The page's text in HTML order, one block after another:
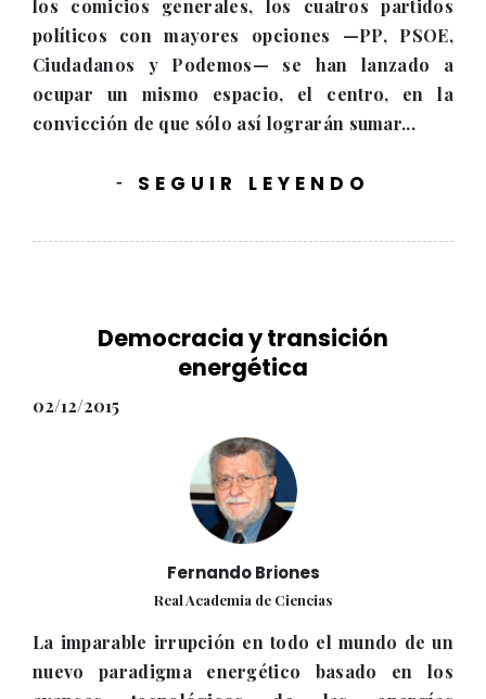
los comicios generales, los cuatros partidos
políticos con mayores opciones —PP, PSOE,
Ciudadanos y Podemos— se han lanzado a
ocupar un mismo espacio, el centro, en la
convicción de que sólo así lograrán sumar...
- SEGUIR LEYENDO
Democracia y transición
energética
02/12/2015
Fernando Briones
Real Academia de Ciencias
La imparable irrupción en todo el mundo de un
nuevo paradigma energético basado en los